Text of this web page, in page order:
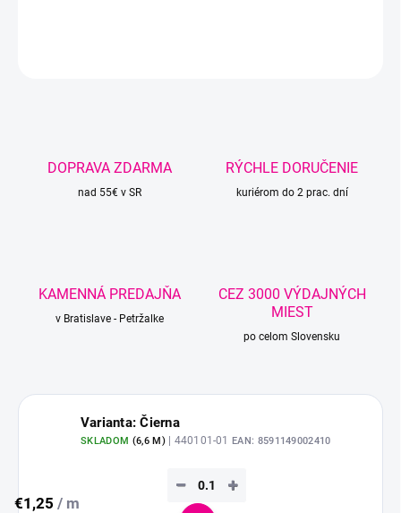
DOPRAVA ZDARMA
nad 55€ v SR
RÝCHLE DORUČENIE
kuriérom do 2 prac. dní
KAMENNÁ PREDAJŇA
v Bratislave - Petržalke
CEZ 3000 VÝDAJNÝCH
MIEST
po celom Slovensku
Varianta: Čierna
SKLADOM (6,6 M)| 440101-01 EAN: 8591149002410
€1,25 / m
+
−